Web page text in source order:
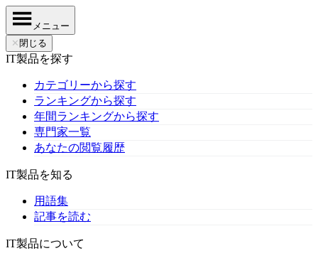
メニュー
✕ 閉じる
IT製品を探す
カテゴリーから探す
ランキングから探す
年間ランキングから探す
専門家一覧
あなたの閲覧履歴
IT製品を知る
用語集
記事を読む
IT製品について